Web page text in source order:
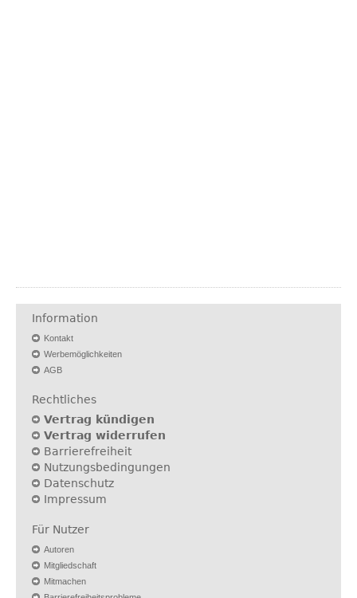
Information
Kontakt
Werbemöglichkeiten
AGB
Rechtliches
Vertrag kündigen
Vertrag widerrufen
Barrierefreiheit
Nutzungsbedingungen
Datenschutz
Impressum
Für Nutzer
Autoren
Mitgliedschaft
Mitmachen